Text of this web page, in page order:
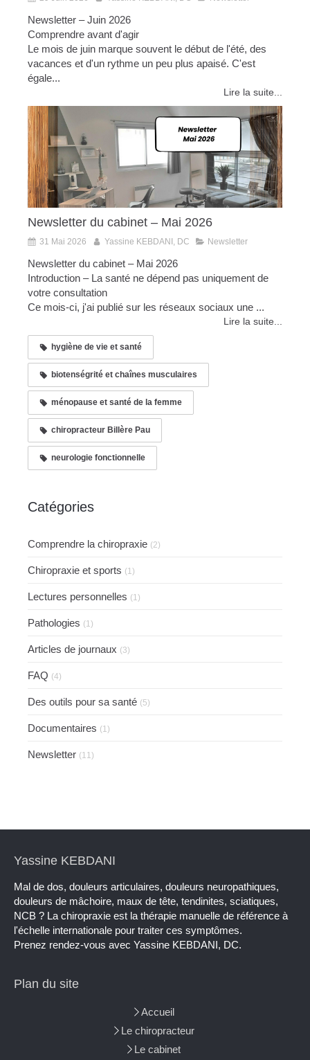
Newsletter – Juin 2026
Comprendre avant d'agir
Le mois de juin marque souvent le début de l'été, des
vacances et d'un rythme un peu plus apaisé. C'est
égale...
Lire la suite...
Newsletter du cabinet – Mai 2026
31 Mai 2026 Yassine KEBDANI, DC Newsletter
Newsletter du cabinet – Mai 2026
Introduction – La santé ne dépend pas uniquement de
votre consultation
Ce mois-ci, j'ai publié sur les réseaux sociaux une ...
Lire la suite...
hygiène de vie et santé
biotenségrité et chaînes musculaires
ménopause et santé de la femme
chiropracteur Billère Pau
neurologie fonctionnelle
Catégories
Comprendre la chiropraxie (2)
Chiropraxie et sports (1)
Lectures personnelles (1)
Pathologies (1)
Articles de journaux (3)
FAQ (4)
Des outils pour sa santé (5)
Documentaires (1)
Newsletter (11)
Yassine KEBDANI
Mal de dos, douleurs articulaires, douleurs neuropathiques,
douleurs de mâchoire, maux de tête, tendinites, sciatiques,
NCB ? La chiropraxie est la thérapie manuelle de référence à
l'échelle internationale pour traiter ces symptômes.
Prenez rendez-vous avec Yassine KEBDANI, DC.
Plan du site
Accueil
Le chiropracteur
Le cabinet